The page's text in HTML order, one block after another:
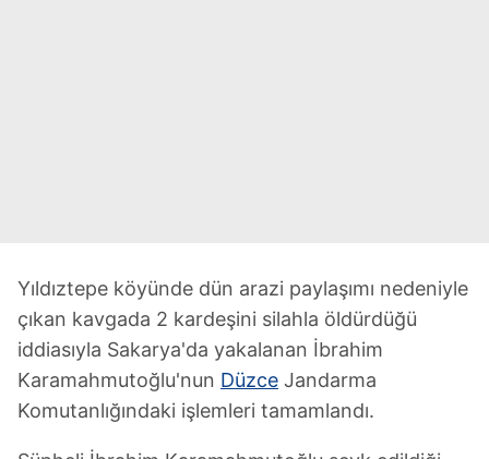
Yıldıztepe köyünde dün arazi paylaşımı nedeniyle
çıkan kavgada 2 kardeşini silahla öldürdüğü
iddiasıyla Sakarya'da yakalanan İbrahim
Karamahmutoğlu'nun Düzce Jandarma
Komutanlığındaki işlemleri tamamlandı.